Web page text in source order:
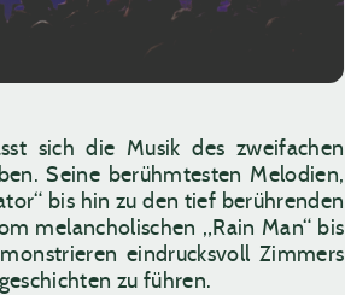
sich die Musik des zweifachen
Seine berühmtesten Melodien,
bis hin zu den tief berührenden
melancholischen „Rain Man“ bis
eindrucksvoll Zimmers
zu führen.